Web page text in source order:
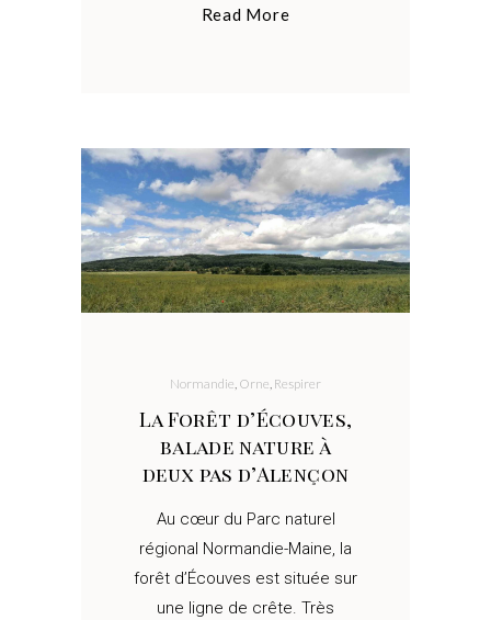
Read More
Normandie, Orne, Respirer
La Forêt d’Écouves,
balade nature à
deux pas d’Alençon
Au cœur du Parc naturel
régional Normandie-Maine, la
forêt d’Écouves est située sur
une ligne de crête. Très